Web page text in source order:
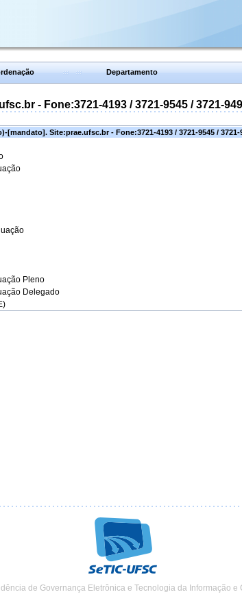
Departamento
- Fone:3721-4193 / 3721-9545 / 3721-
[mandato]. Site:prae.ufsc.br - Fone:3721-4193 / 3721-9545 /
Pleno
Delegado
de Governança Eletrônica e Tecnologia da Informação e